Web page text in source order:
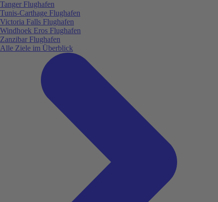
Tanger Flughafen
Tunis-Carthage Flughafen
Victoria Falls Flughafen
Windhoek Eros Flughafen
Zanzibar Flughafen
Alle Ziele im Überblick